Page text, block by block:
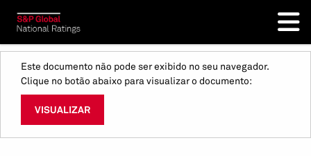
Este documento não pode ser exibido no seu navegador.
Clique no botão abaixo para visualizar o documento:
VISUALIZAR